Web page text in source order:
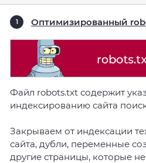
1 Оптимизированный
Файл robots.txt содержит
индексированию сайта
Закрываем от индексации
сайта, дубли, переменные
другие страницы, которые